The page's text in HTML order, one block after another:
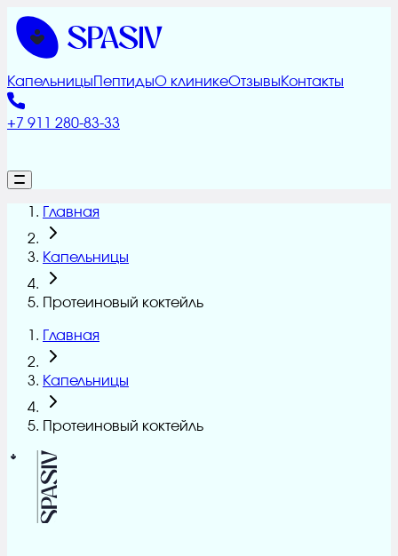
Капельницы ПептидыО клиникеОтзывыКонтакты
+7 911 280-83-33
Главная
Капельницы
Протеиновый коктейль
Главная
Капельницы
Протеиновый коктейль